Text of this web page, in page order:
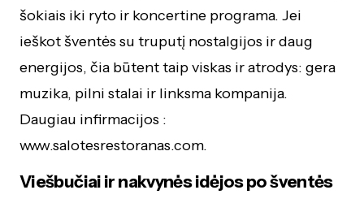
šokiais iki ryto ir koncertine programa. Jei
ieškot šventės su truputį nostalgijos ir daug
energijos, čia būtent taip viskas ir atrodys: gera
muzika, pilni stalai ir linksma kompanija.
Daugiau infirmacijos :
www.salotesrestoranas.com.
Viešbučiai ir nakvynės idėjos po šventės